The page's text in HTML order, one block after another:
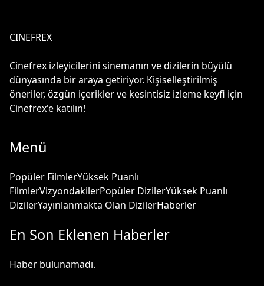
CINEFREX
Cinefrex izleyicilerini sinemanın ve dizilerin büyülü
dünyasında bir araya getiriyor. Kişiselleştirilmiş
öneriler, özgün içerikler ve kesintisiz izleme keyfi için
Cinefrex'e katılın!
Menü
Popüler FilmlerYüksek Puanlı
FilmlerVizyondakilerPopüler DizilerYüksek Puanlı
DizilerYayınlanmakta Olan DizilerHaberler
En Son Eklenen Haberler
Haber bulunamadı.